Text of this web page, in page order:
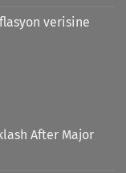
verisine
After Major